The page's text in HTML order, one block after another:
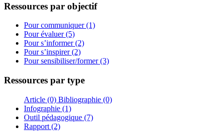
Ressources par objectif
Pour communiquer (1)
Pour évaluer (5)
Pour s’informer (2)
Pour s’inspirer (2)
Pour sensibiliser/former (3)
Ressources par type
Article (0) Bibliographie (0)
Infographie (1)
Outil pédagogique (7)
Rapport (2)